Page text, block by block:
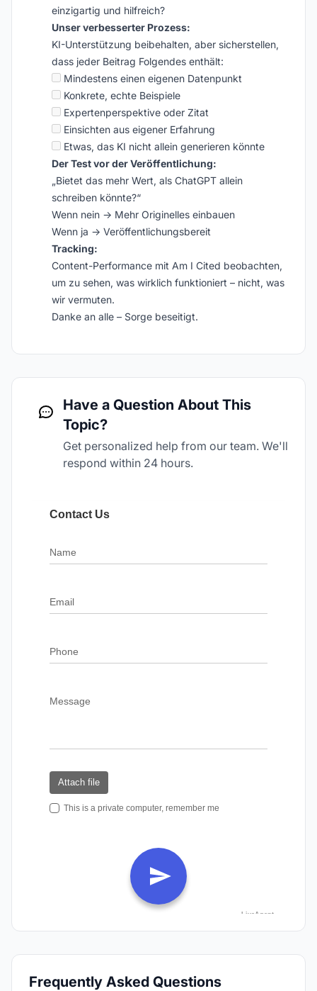
einzigartig und hilfreich?
Unser verbesserter Prozess:
KI-Unterstützung beibehalten, aber sicherstellen,
dass jeder Beitrag Folgendes enthält:
Mindestens einen eigenen Datenpunkt
Konkrete, echte Beispiele
Expertenperspektive oder Zitat
Einsichten aus eigener Erfahrung
Etwas, das KI nicht allein generieren könnte
Der Test vor der Veröffentlichung:
„Bietet das mehr Wert, als ChatGPT allein
schreiben könnte?“
Wenn nein → Mehr Originelles einbauen
Wenn ja → Veröffentlichungsbereit
Tracking:
Content-Performance mit Am I Cited beobachten,
um zu sehen, was wirklich funktioniert – nicht, was
wir vermuten.
Danke an alle – Sorge beseitigt.
Have a Question About This
Topic?
Get personalized help from our team. We'll
respond within 24 hours.
Frequently Asked Questions